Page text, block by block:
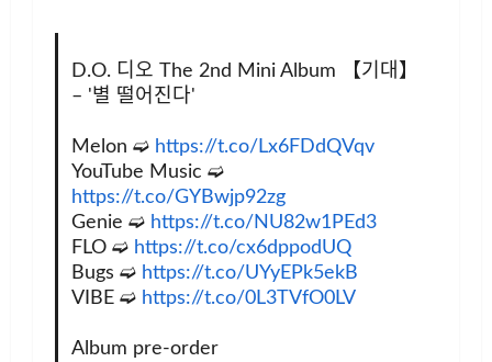
D.O. 디오 The 2nd Mini Album 【기대】
– '별 떨어진다'
Melon ➫ https://t.co/Lx6FDdQVqv
YouTube Music ➫
https://t.co/GYBwjp92zg
Genie ➫ https://t.co/NU82w1PEd3
FLO ➫ https://t.co/cx6dppodUQ
Bugs ➫ https://t.co/UYyEPk5ekB
VIBE ➫ https://t.co/0L3TVfO0LV
Album pre-order